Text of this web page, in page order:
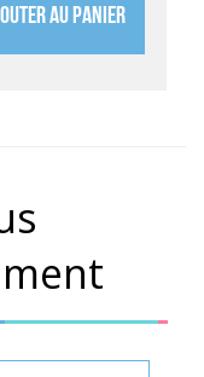
AU PANIER